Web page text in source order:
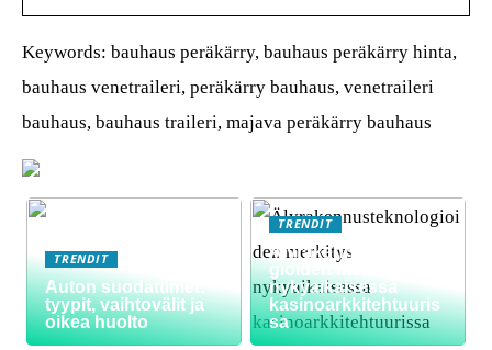
Keywords: bauhaus peräkärry, bauhaus peräkärry hinta,
bauhaus venetraileri, peräkärry bauhaus, venetraileri
bauhaus, bauhaus traileri, majava peräkärry bauhaus
TRENDIT
Auton suodattimet:
tyypit, vaihtovälit ja
oikea huolto
TRENDIT
Älyrakennusteknolo
gioiden merkitys
nykyaikaisessa
kasinoarkkitehtuuris
sa